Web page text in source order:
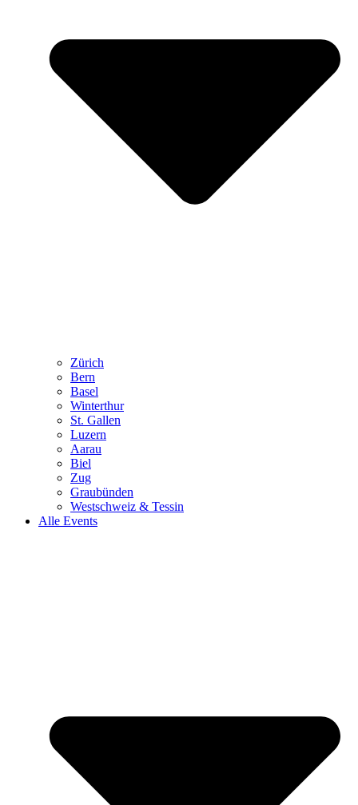
Zürich
Bern
Basel
Winterthur
St. Gallen
Luzern
Aarau
Biel
Zug
Graubünden
Westschweiz & Tessin
Alle Events